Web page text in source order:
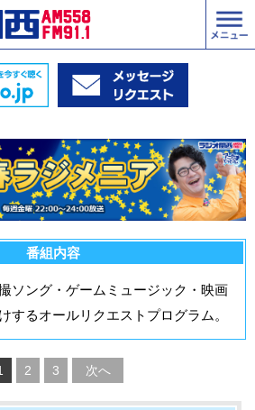
番組内容
ソング・ゲームミュージック・映画
するオールリクエストプログラム。
2 3 次へ